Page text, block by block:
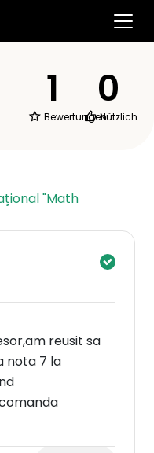
1
Bewertungen
0
Nützlich
"Math
reusit sa
nota 7 la